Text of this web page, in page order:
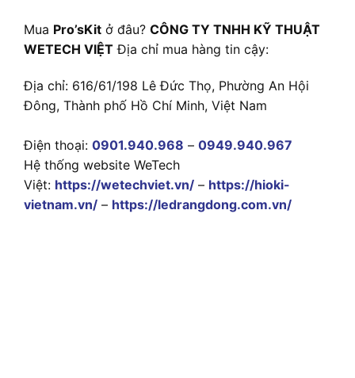
Mua Pro’sKit ở đâu? CÔNG TY TNHH KỸ THUẬT
WETECH VIỆT Địa chỉ mua hàng tin cậy:
Địa chỉ: 616/61/198 Lê Đức Thọ, Phường An Hội
Đông, Thành phố Hồ Chí Minh, Việt Nam
Điện thoại: 0901.940.968 – 0949.940.967
Hệ thống website WeTech
Việt: https://wetechviet.vn/ – https://hioki-
vietnam.vn/ – https://ledrangdong.com.vn/